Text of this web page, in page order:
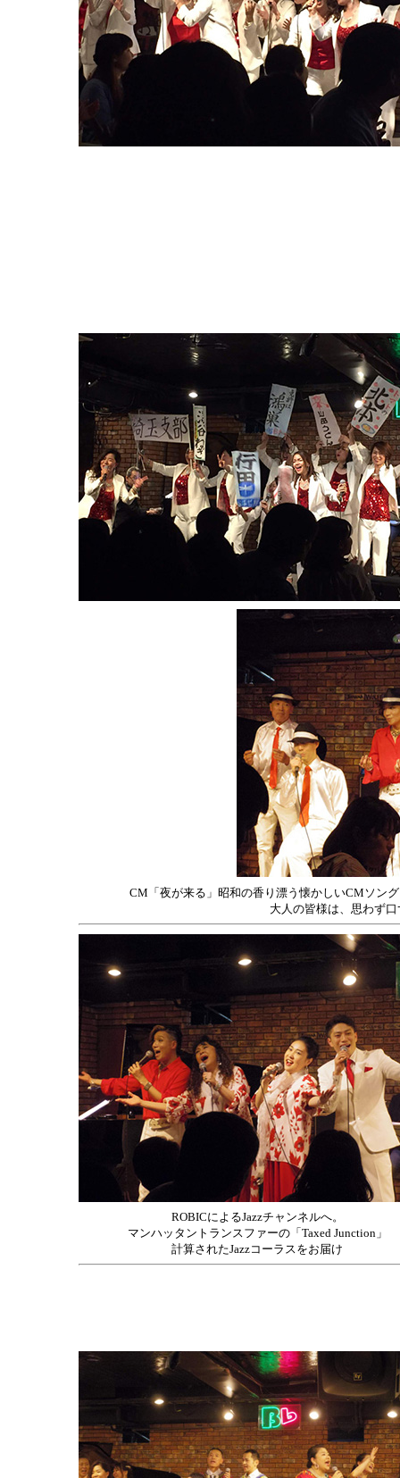
CM「夜が来る」昭和の香り漂う懐かしいCMソン
大人の皆様は、思わず
ROBICによるJazzチャンネルへ。
マンハッタントランスファーの「Taxed Junction」
計算されたJazzコーラスをお届け